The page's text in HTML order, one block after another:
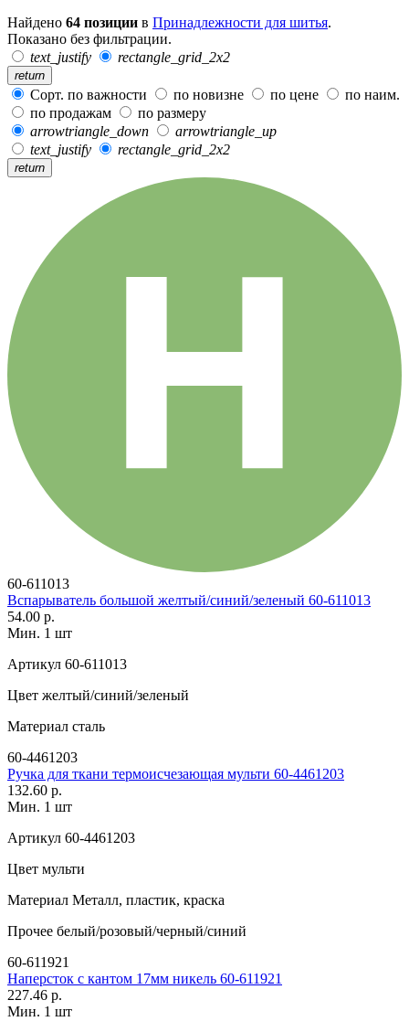
Найдено 64 позиции в Принадлежности для шитья.
Показано без фильтрации.
text_justify
rectangle_grid_2x2
return
Сорт. по важности по новизне по цене
по наим.
по продажам
по размеру
arrowtriangle_down
arrowtriangle_up
text_justify
rectangle_grid_2x2
return
60-611013
Вспарыватель большой желтый/синий/зеленый 60-611013
54.00 р.
Мин. 1 шт
Артикул 60-611013
Цвет желтый/синий/зеленый
Материал сталь
60-4461203
Ручка для ткани термоисчезающая мульти 60-4461203
132.60 р.
Мин. 1 шт
Артикул 60-4461203
Цвет мульти
Материал Металл, пластик, краска
Прочее белый/розовый/черный/синий
60-611921
Наперсток с кантом 17мм никель 60-611921
227.46 р.
Мин. 1 шт